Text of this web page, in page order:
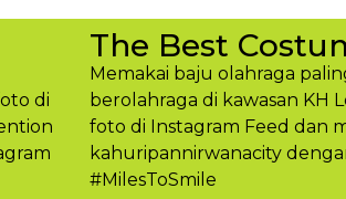
di
The Best
Memakai baju olahraga
berolahraga di kawasan KH
foto di Instagram Feed dan
kahuripannirwanacity
#MilesToSmil​e